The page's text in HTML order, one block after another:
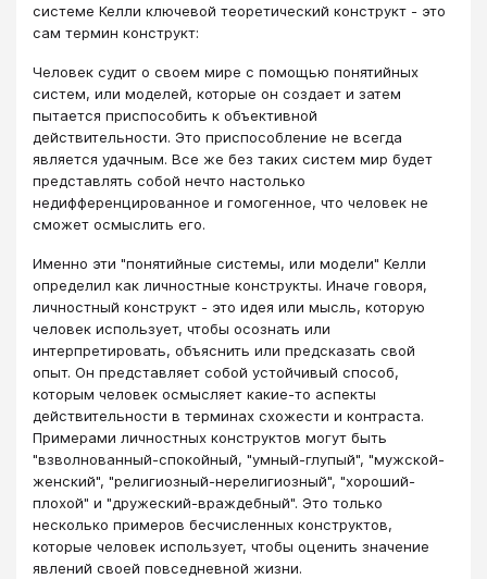
системе Келли ключевой теоретический конструкт - это
сам термин конструкт:
Человек судит о своем мире с помощью понятийных
систем, или моделей, которые он создает и затем
пытается приспособить к объективной
действительности. Это приспособление не всегда
является удачным. Все же без таких систем мир будет
представлять собой нечто настолько
недифференцированное и гомогенное, что человек не
сможет осмыслить его.
Именно эти "понятийные системы, или модели" Келли
определил как личностные конструкты. Иначе говоря,
личностный конструкт - это идея или мысль, которую
человек использует, чтобы осознать или
интерпретировать, объяснить или предсказать свой
опыт. Он представляет собой устойчивый способ,
которым человек осмысляет какие-то аспекты
действительности в терминах схожести и контраста.
Примерами личностных конструктов могут быть
"взволнованный-спокойный, "умный-глупый", "мужской-
женский", "религиозный-нерелигиозный", "хороший-
плохой" и "дружеский-враждебный". Это только
несколько примеров бесчисленных конструктов,
которые человек использует, чтобы оценить значение
явлений своей повседневной жизни.